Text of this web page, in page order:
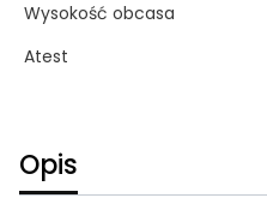
Wysokość obcasa
Atest
Opis